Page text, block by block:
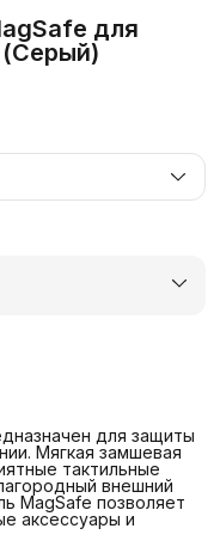
для
(Серый)
для защиты
Мягкая замшевая
тактильные
внешний
MagSafe позволяет
аксессуары и